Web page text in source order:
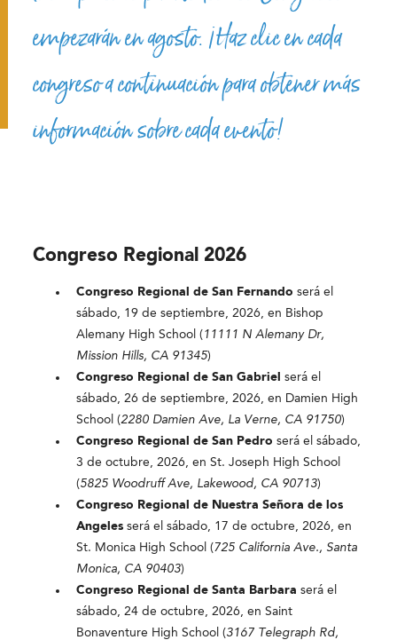
empezarán en agosto. ¡Haz clic en cada
congreso a continuación para obtener más
información sobre cada evento!
Congreso Regional 2026
Congreso Regional de San Fernandoserá el
sábado, 19 de septiembre, 2026, en Bishop
Alemany High School (11111 N Alemany Dr,
Mission Hills, CA 91345)
Congreso Regional de San Gabrielserá el
sábado, 26 de septiembre, 2026, en Damien High
School (2280 Damien Ave, La Verne, CA 91750)
Congreso Regional de San Pedroserá el sábado,
3 de octubre, 2026, en St. Joseph High School
(5825 Woodruff Ave, Lakewood, CA 90713)
Congreso Regional de Nuestra Señora de los
Angelesserá el sábado, 17 de octubre, 2026, en
St. Monica High School (725 California Ave., Santa
Monica, CA 90403)
Congreso Regional de Santa Barbara será el
sábado, 24 de octubre, 2026, en Saint
Bonaventure High School (3167 Telegraph Rd,